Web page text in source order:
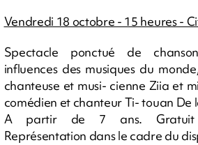
Vendredi 18 octobre - 15 heures -
Spectacle ponctué de
influences des musiques du
chanteuse et musi- cienne Ziia et
comédien et chanteur Ti- touan De
A partir de 7 ans. Gratuit
Représentation dans le cadre du